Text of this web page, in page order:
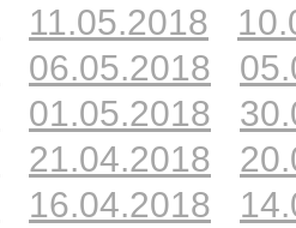
11.05.2018
06.05.2018
01.05.2018
21.04.2018
16.04.2018